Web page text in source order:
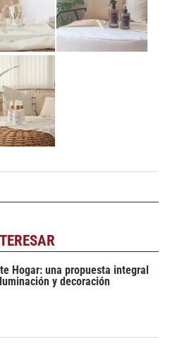
Hogar: una propuesta integral
y decoración